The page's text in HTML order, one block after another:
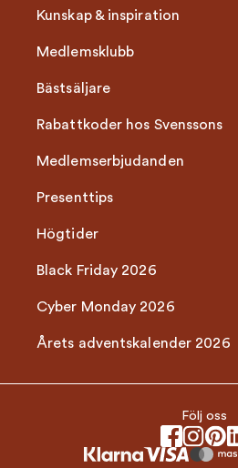
Kunskap & inspiration
Medlemsklubb
Bästsäljare
Rabattkoder hos Svenssons
Medlemserbjudanden
Presenttips
Högtider
Black Friday 2026
Cyber Monday 2026
Årets adventskalender 2026
Följ oss